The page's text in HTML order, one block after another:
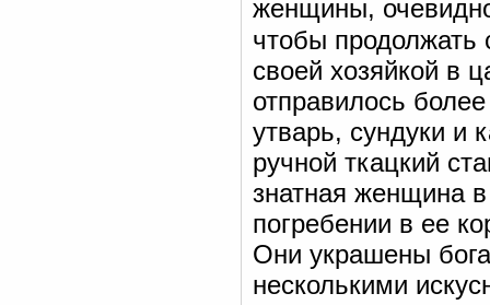
женщины,
чтобы продолжать
своей хозяйкой в
отправилось
утварь, сундуки и
ручной ткацкий
знатная женщина
погребении в ее
Они украшены
несколькими